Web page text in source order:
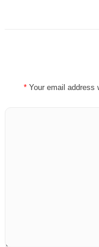
Your email address
*